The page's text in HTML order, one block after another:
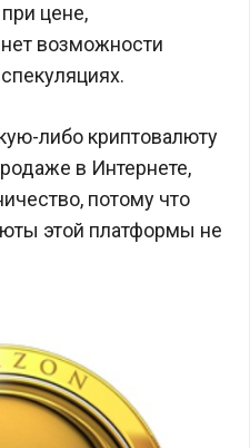
цене,
возможности
либо криптовалюту
в Интернете,
потому что
этой платформы не